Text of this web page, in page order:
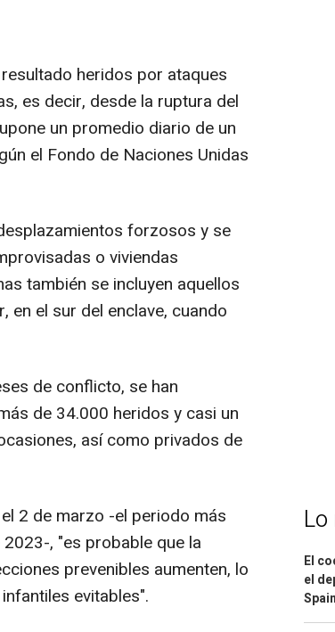
heridos por ataques
es decir, desde la ruptura del
un promedio diario de un
el Fondo de Naciones Unidas
forzosos y se
o viviendas
también se incluyen aquellos
en el sur del enclave, cuando
de conflicto, se han
de 34.000 heridos y casi un
así como privados de
2 de marzo -el periodo más
, "es probable que la
prevenibles aumenten, lo
evitables".
El
el